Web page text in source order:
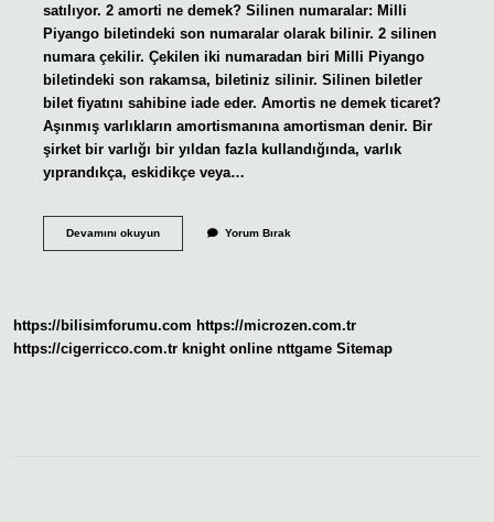
satılıyor. 2 amorti ne demek? Silinen numaralar: Milli
Piyango biletindeki son numaralar olarak bilinir. 2 silinen
numara çekilir. Çekilen iki numaradan biri Milli Piyango
biletindeki son rakamsa, biletiniz silinir. Silinen biletler
bilet fiyatını sahibine iade eder. Amortis ne demek ticaret?
Aşınmış varlıkların amortismanına amortisman denir. Bir
şirket bir varlığı bir yıldan fazla kullandığında, varlık
yıprandıkça, eskidikçe veya…
Devamını okuyunAmorti
Yorum Bırak
https://bilisimforumu.com https://microzen.com.tr
https://cigerricco.com.tr knight online nttgame Sitemap